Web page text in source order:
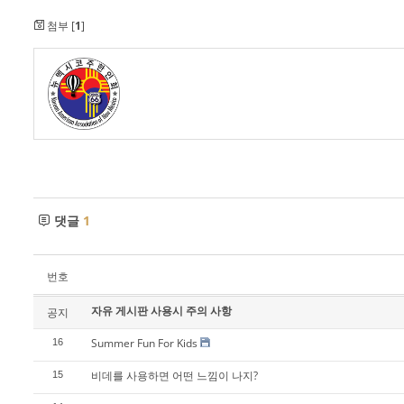
첨부 [1]
댓글 1
번호
공지 자유 게시판 사용시 주의 사항
16 Summer Fun For Kids
15 비데를 사용하면 어떤 느낌이 나지?